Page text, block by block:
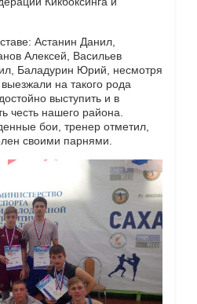
Астанин Данил,
Алексей, Васильев
Баладурин Юрий, несмотря
на такого рода
выступить и в
честь нашего района.
бои, тренер отметил,
своими парнями.